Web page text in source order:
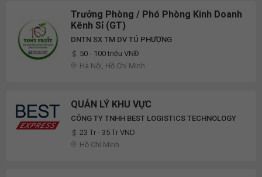
Trưởng Phòng / Phó Phòng Kinh Doanh
Kênh Sỉ (GT)
DNTN SX TM DV TÚ PHƯỢNG
50 - 100 triệu VNĐ
Hà Nội, Hồ Chí Minh
QUẢN LÝ KHU VỰC
CÔNG TY TNHH BEST LOGISTICS TECHNOLOGY
23 Tr - 35 Tr VND
Hồ Chí Minh